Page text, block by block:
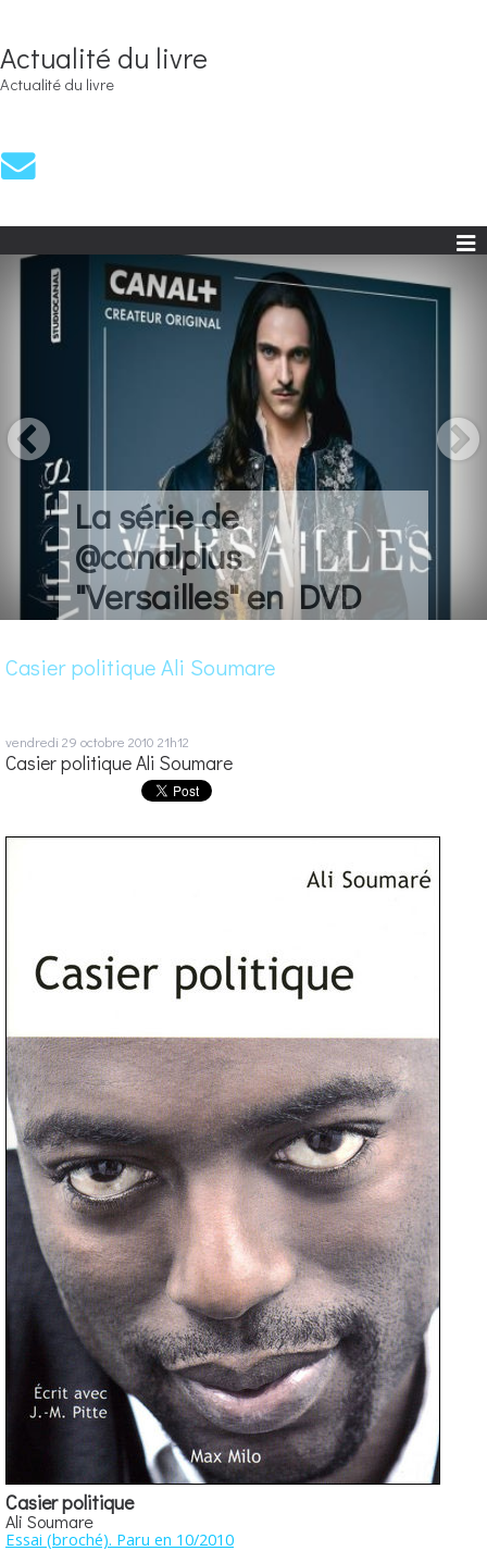
Actualité du livre
Actualité du livre
La série de
@canalplus
"Versailles" en DVD
Casier politique Ali Soumare
vendredi 29 octobre 2010 21h12
Casier politique Ali Soumare
Casier politique
Ali Soumare
Essai (broché). Paru en 10/2010